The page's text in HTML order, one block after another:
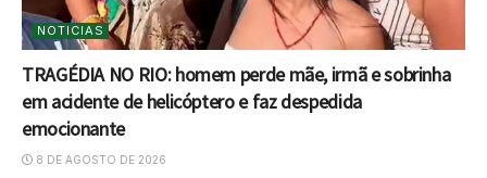
NOTICIAS
TRAGÉDIA NO RIO: homem perde mãe, irmã e sobrinha
em acidente de helicóptero e faz despedida
emocionante
8 DE AGOSTO DE 2026